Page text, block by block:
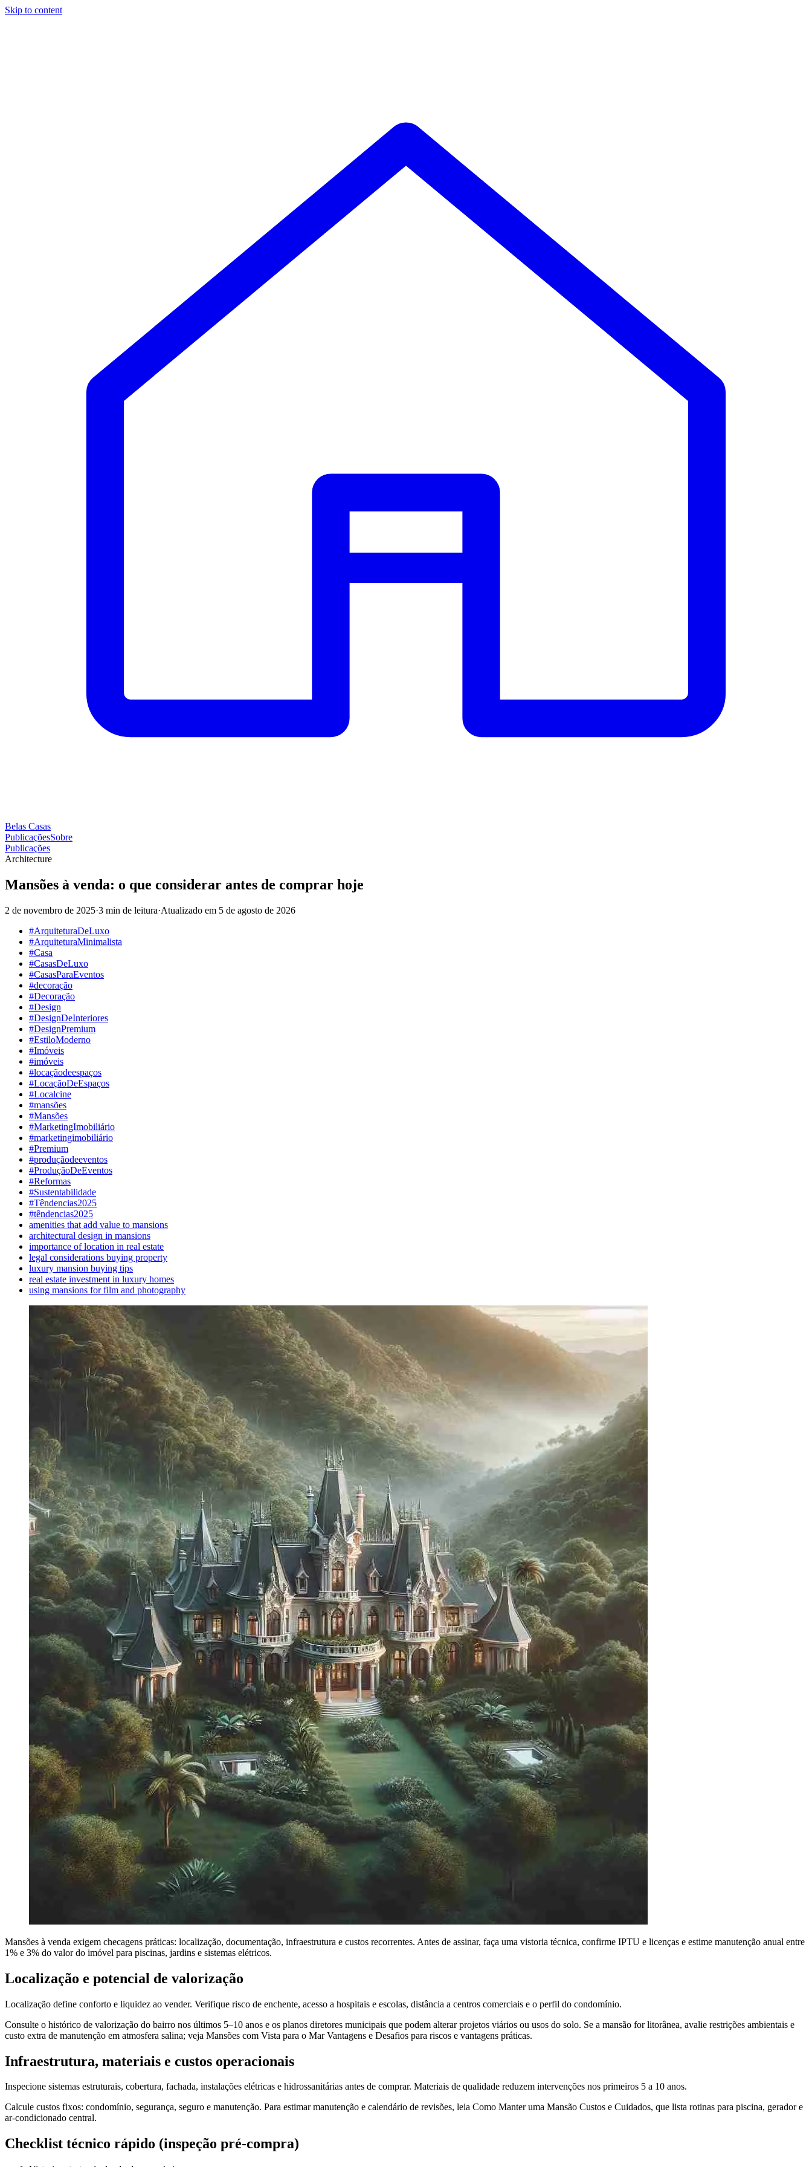
Skip to content
Belas Casas
PublicaçõesSobre
Publicações
Architecture
Mansões à venda: o que considerar antes de comprar hoje
2 de novembro de 2025·3 min de leitura·Atualizado em 5 de agosto de 2026
#ArquiteturaDeLuxo
#ArquiteturaMinimalista
#Casa
#CasasDeLuxo
#CasasParaEventos
#decoração
#Decoração
#Design
#DesignDeInteriores
#DesignPremium
#EstiloModerno
#Imóveis
#imóveis
#locaçãodeespaços
#LocaçãoDeEspaços
#Localcine
#mansões
#Mansões
#MarketingImobiliário
#marketingimobiliário
#Premium
#produçãodeeventos
#ProduçãoDeEventos
#Reformas
#Sustentabilidade
#Têndencias2025
#têndencias2025
amenities that add value to mansions
architectural design in mansions
importance of location in real estate
legal considerations buying property
luxury mansion buying tips
real estate investment in luxury homes
using mansions for film and photography
Mansões à venda exigem checagens práticas: localização, documentação, infraestrutura e custos recorrentes. Antes de assinar, faça uma vistoria técnica, confirme IPTU e licenças e estime manutenção anual entre
1% e 3% do valor do imóvel para piscinas, jardins e sistemas elétricos.
Localização e potencial de valorização
Localização define conforto e liquidez ao vender. Verifique risco de enchente, acesso a hospitais e escolas, distância a centros comerciais e o perfil do condomínio.
Consulte o histórico de valorização do bairro nos últimos 5–10 anos e os planos diretores municipais que podem alterar projetos viários ou usos do solo. Se a mansão for litorânea, avalie restrições ambientais e
custo extra de manutenção em atmosfera salina; veja Mansões com Vista para o Mar Vantagens e Desafios para riscos e vantagens práticas.
Infraestrutura, materiais e custos operacionais
Inspecione sistemas estruturais, cobertura, fachada, instalações elétricas e hidrossanitárias antes de comprar. Materiais de qualidade reduzem intervenções nos primeiros 5 a 10 anos.
Calcule custos fixos: condomínio, segurança, seguro e manutenção. Para estimar manutenção e calendário de revisões, leia Como Manter uma Mansão Custos e Cuidados, que lista rotinas para piscina, gerador e
ar-condicionado central.
Checklist técnico rápido (inspeção pré-compra)